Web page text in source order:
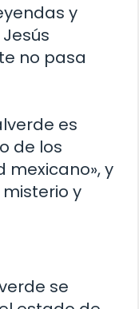
y
no pasa
es
de los
mexicano», y
y
se